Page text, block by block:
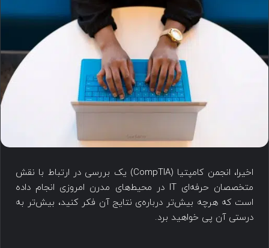
اخیرا، انجمن کامپتیا (CompTIA) یک بررسی در ارتباط با نقش
متخصصان حرفه‌ای IT در محیط‌های مدرن امروزی انجام داده
است که هرچه بیش‌تر درباره‌ی نتایج آن فکر کنید، بیش‌تر به
درستی آن پی خواهید برد.